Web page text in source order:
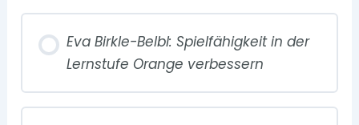
Eva Birkle-Belbl: Spielfähigkeit in der
Lernstufe Orange verbessern